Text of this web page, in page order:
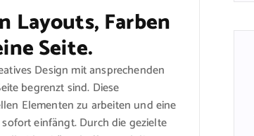
Layouts, Farben
Seite.
Design mit ansprechenden
begrenzt sind. Diese
Elementen zu arbeiten und eine
einfängt. Durch die gezielte